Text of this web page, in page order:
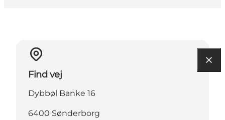
Find vej
Dybbøl Banke 16
6400 Sønderborg